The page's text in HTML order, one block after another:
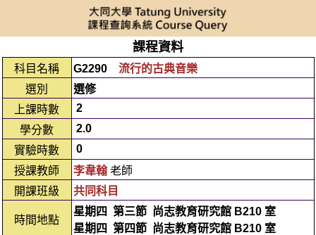
課程資料
科目名稱 G2290
流行的古典音樂
選別
選修
上課時數
2
學分數
2.0
實驗時數
0
授課教師
李韋翰老師
開課班級
共同科目
時間地點
星期四 第三節
尚志教育研究館 B210 室
星期四 第四節
尚志教育研究館 B210 室